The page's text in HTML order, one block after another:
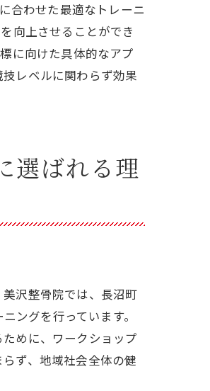
合わせた最適なトレーニ
向上させることができ
に向けた具体的なアプ
レベルに関わらず効果
選ばれる理
沢整骨院では、長沼町
ングを行っています。
めに、ワークショップ
ず、地域社会全体の健